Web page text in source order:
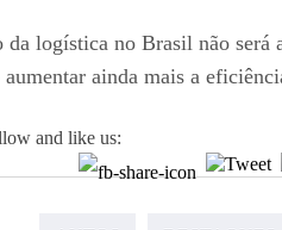
logística no Brasil não será
ainda mais a
and like us: